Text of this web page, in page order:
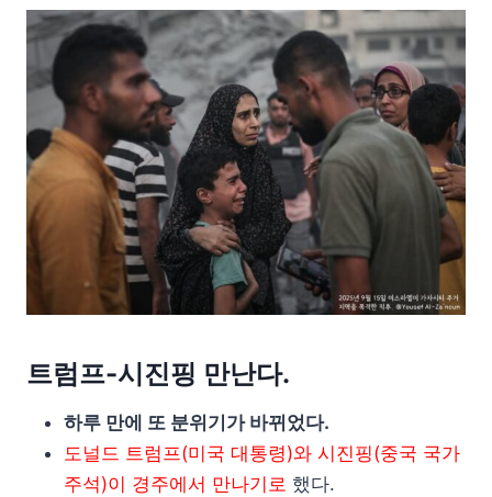
트럼프-시진핑 만난다.
하루 만에 또 분위기가 바뀌었다.
도널드 트럼프(미국 대통령)와 시진핑(중국 국가
주석)이 경주에서 만나기로 했다.